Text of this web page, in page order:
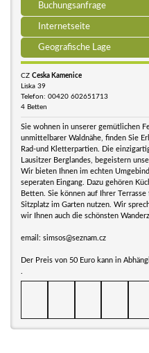
Buchungsanfrage
Internetseite
Geografische Lage
CZ Ceska Kamenice
Liska 39
Telefon: 00420 602651713
4 Betten
Sie wohnen in unserer gemütlichen
unmittelbarer Waldnähe, finden Sie
Rad-und Kletterpartien. Die
Lausitzer Berglandes, begeistern
Wir bieten Ihnen im echten
seperaten Eingang. Dazu gehören
Betten. Sie können auf Ihrer
Sitzplatz im Garten nutzen. Wir
wir Ihnen auch die schönsten
email: simsos@seznam.cz
Der Preis von 50 Euro kann in